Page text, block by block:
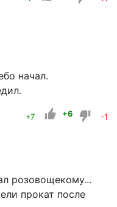
начал.
+7 +6 -1
розовощекому...
прокат после